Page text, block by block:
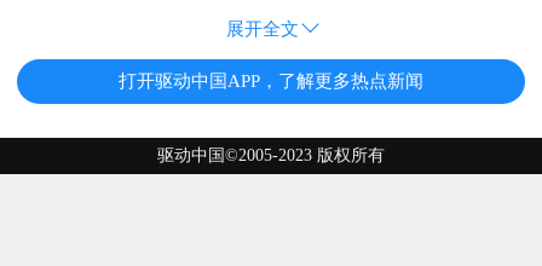
展开全文
打开驱动中国APP，了解更多热点新闻
驱动中国©2005-2023 版权所有